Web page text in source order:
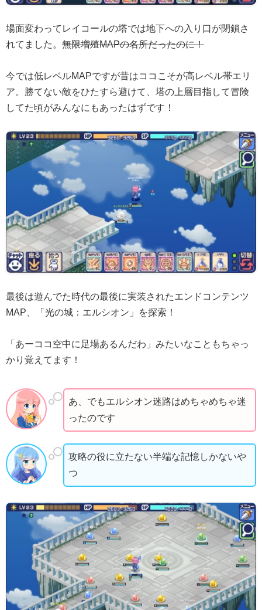
場面変わってレイコールの塔では地下への入り口が閉鎖さ
れてました。 無限増殖MAPの名所だったのに！
今では低レベルMAPですが昔はココこそが高レベル帯エリ
ア。勝てない敵をひたすら避けて、塔の上層目指して冒険
してた頃がみんなにもあったはずです！
最後は遊んでた時代の最後に実装されたエンドコンテンツ
MAP、「光の城：エルシオン」を探索！
「あーココ空中に足場あるんだわ」みたいなこともちゃっ
かり覚えてます！
あ、でもエルシオン迷路はめちゃめちゃ迷
ったのです
攻略の役に立たない半端な記憶しかないや
つ